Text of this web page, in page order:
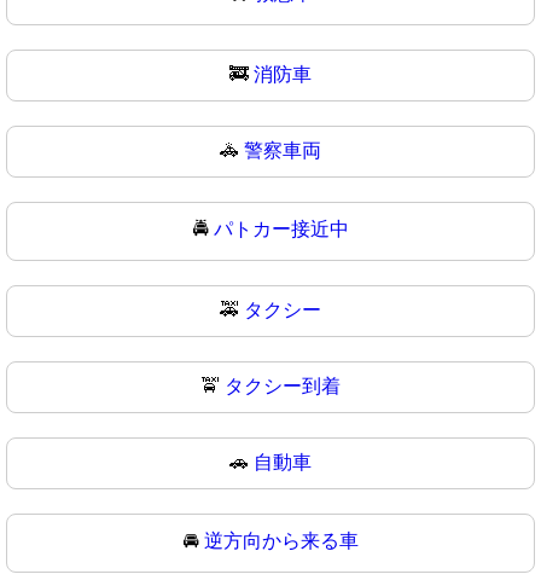
🚒 消防車
🚓 警察車両
🚔 パトカー接近中
🚕 タクシー
🚖 タクシー到着
🚗 自動車
🚘 逆方向から来る車